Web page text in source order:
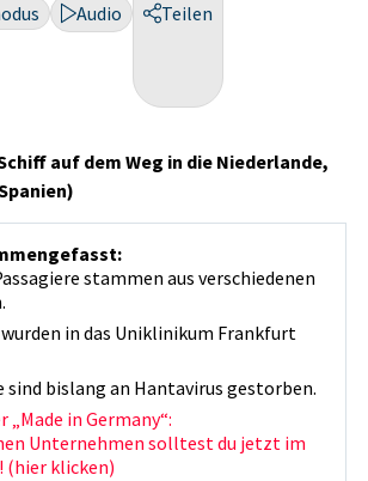
Audio Teilen
auf dem Weg in die Niederlande,
stammen aus verschiedenen
wurden in das Uniklinikum Frankfurt
sind bislang an Hantavirus gestorben.
in Germany“:
Unternehmen solltest du jetzt im
(hier klicken)